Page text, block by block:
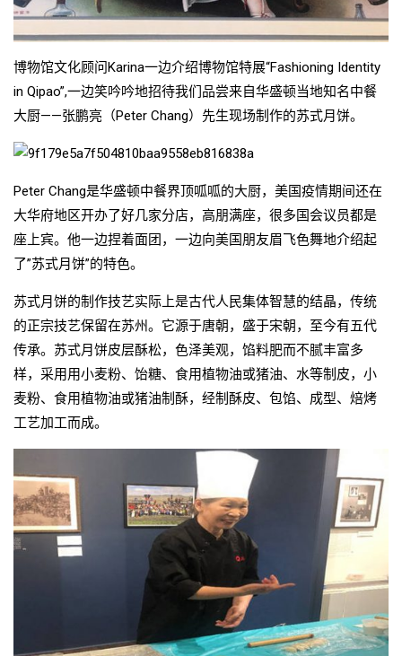
博物馆文化顾问Karina一边介绍博物馆特展“Fashioning Identity
in Qipao”,一边笑吟吟地招待我们品尝来自华盛顿当地知名中餐
大厨——张鹏亮（Peter Chang）先生现场制作的苏式月饼。
Peter Chang是华盛顿中餐界顶呱呱的大厨，美国疫情期间还在
大华府地区开办了好几家分店，高朋满座，很多国会议员都是
座上宾。他一边捏着面团，一边向美国朋友眉飞色舞地介绍起
了”苏式月饼”的特色。
苏式月饼的制作技艺实际上是古代人民集体智慧的结晶，传统
的正宗技艺保留在苏州。它源于唐朝，盛于宋朝，至今有五代
传承。苏式月饼皮层酥松，色泽美观，馅料肥而不腻丰富多
样，采用用小麦粉、饴糖、食用植物油或猪油、水等制皮，小
麦粉、食用植物油或猪油制酥，经制酥皮、包馅、成型、焙烤
工艺加工而成。